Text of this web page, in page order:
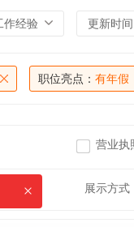
作经验 更新时间
职位亮点： 有年假
营业执
展示方式